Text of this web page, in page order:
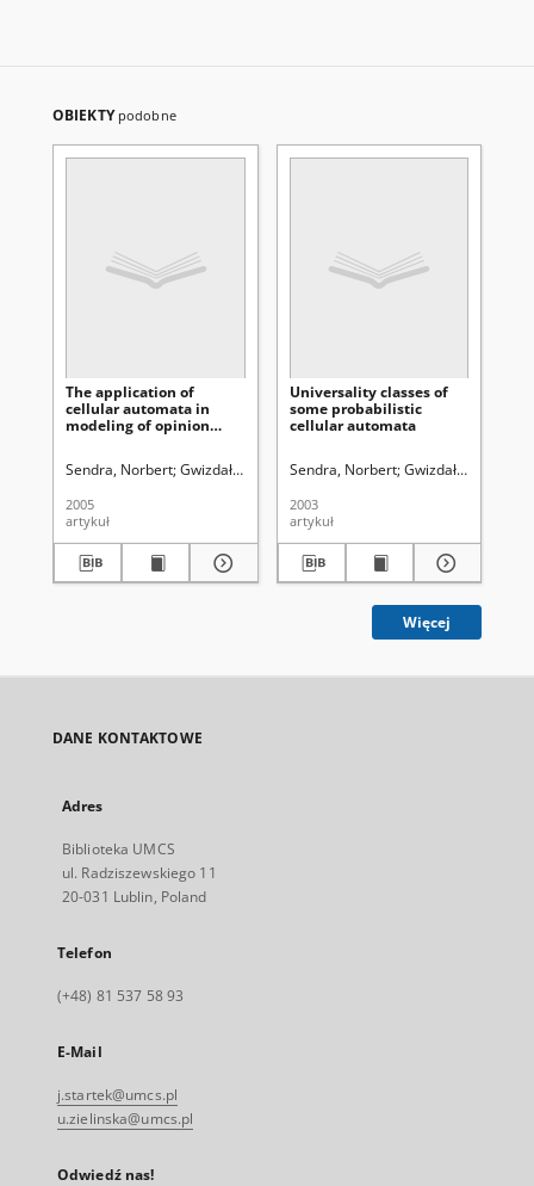
OBIEKTY podobne
The application of
cellular automata in
modeling of opinion
Sendra, Norbert Gwizdałła, Tomasz Czerbniak, Jerzy Uniwersytet
2005
artykuł
Universality classes of
some probabilistic
cellular automata
Sendra, Norbert Gwizdałła, Tomasz
2003
artykuł
Więcej
DANE KONTAKTOWE
Adres
Biblioteka UMCS
ul. Radziszewskiego 11
20-031 Lublin, Poland
Telefon
(+48) 81 537 58 93
E-Mail
j.startek@umcs.pl
u.zielinska@umcs.pl
Odwiedź nas!